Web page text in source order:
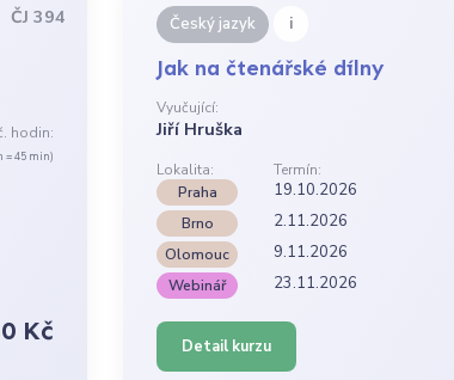
ČJ 394
hodin:
= 45 min)
Kč
Český jazyk i
Jak na čtenářské dílny
Vyučující:
Jiří Hruška
Lokalita:
Termín:
Praha
19.10.2026
Brno 2.11.2026
Olomouc 9.11.2026
Webinář 23.11.2026
Detail kurzu